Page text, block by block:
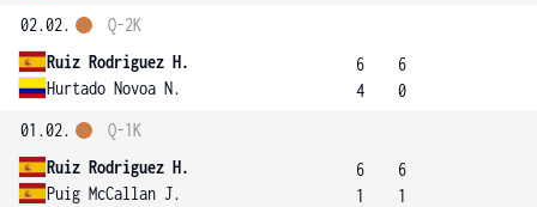
02.02.
Ruiz Rodriguez H.
Hurtado Novoa N.
Q-2K
6
4
6
0
01.02.
Ruiz Rodriguez H.
Puig McCallan J.
Q-1K
6
1
6
1